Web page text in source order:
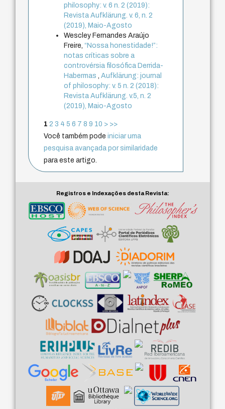
philosophy: v. 6 n. 2 (2019):
Revista Aufklärung. v. 6, n. 2
(2019), Maio-Agosto
Wescley Fernandes Araújo
Freire,“Nossa honestidade!”:
notas críticas sobre a
controvérsia filosófica Derrida-
Habermas,Aufklärung: journal
of philosophy: v. 5 n. 2 (2018):
Revista Aufklärung. v.5, n. 2
(2019), Maio-Agosto
1 2 3 4 5 6 7 8 9 10 > >>
Você também podeiniciar uma
pesquisa avançada por similaridade
para este artigo.
Registros e Indexações desta Revista: